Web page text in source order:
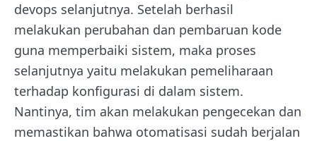
devops selanjutnya. Setelah berhasil
melakukan perubahan dan pembaruan kode
guna memperbaiki sistem, maka proses
selanjutnya yaitu melakukan pemeliharaan
terhadap konfigurasi di dalam sistem.
Nantinya, tim akan melakukan pengecekan dan
memastikan bahwa otomatisasi sudah berjalan